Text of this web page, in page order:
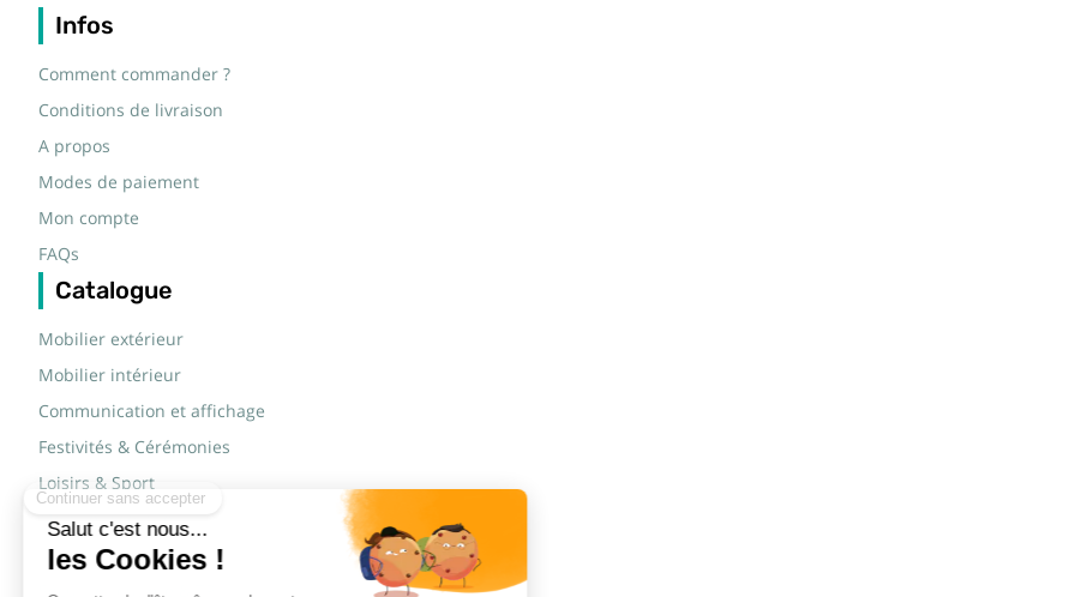
Infos
Comment commander ?
Conditions de livraison
A propos
Modes de paiement
Mon compte
FAQs
Catalogue
Mobilier extérieur
Mobilier intérieur
Communication et affichage
Festivités & Cérémonies
Loisirs & Sport
Mobilier scolaire
Mobilier urbain
Sécurité routière & TP